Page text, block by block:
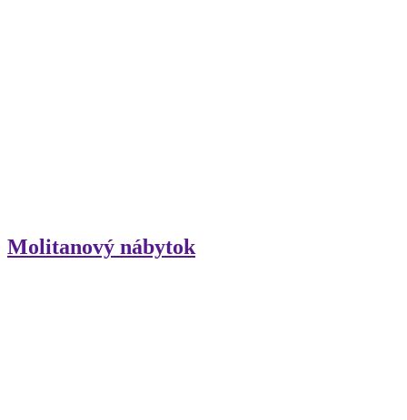
Molitanový nábytok